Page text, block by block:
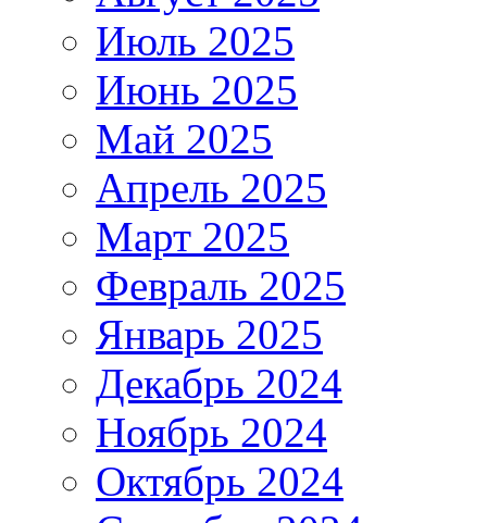
Июль 2025
Июнь 2025
Май 2025
Апрель 2025
Март 2025
Февраль 2025
Январь 2025
Декабрь 2024
Ноябрь 2024
Октябрь 2024